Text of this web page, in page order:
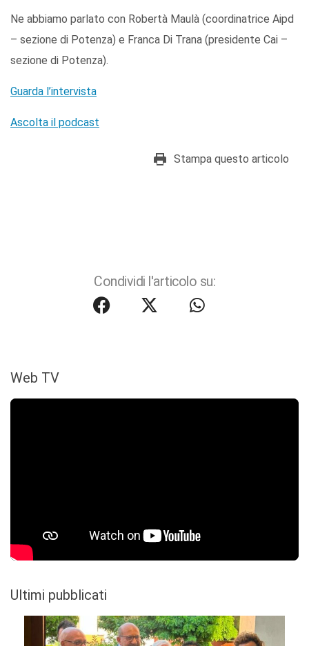
Ne abbiamo parlato con Robertà Maulà (coordinatrice Aipd
– sezione di Potenza) e Franca Di Trana (presidente Cai –
sezione di Potenza).
Guarda l’intervista
Ascolta il podcast
Stampa questo articolo
Condividi l'articolo su:
Web TV
Ultimi pubblicati